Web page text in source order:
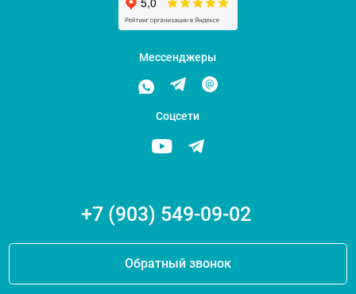
Мессенджеры
Соцсети
+7 (903) 549-09-02
Обратный звонок